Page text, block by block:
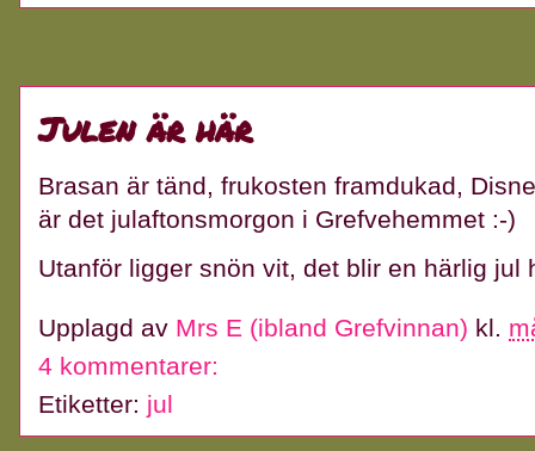
Julen är här
Brasan är tänd, frukosten framdukad,
är det julaftonsmorgon i Grefvehemmet :-)
Utanför ligger snön vit, det blir en härlig jul
Upplagd av Mrs E (ibland Grefvinnan) kl.
4 kommentarer:
Etiketter: jul